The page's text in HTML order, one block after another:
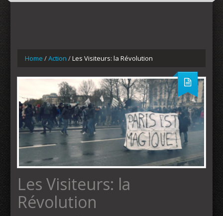
Home /Action /Les Visiteurs: la Révolution
Les Visiteurs: la
Révolution